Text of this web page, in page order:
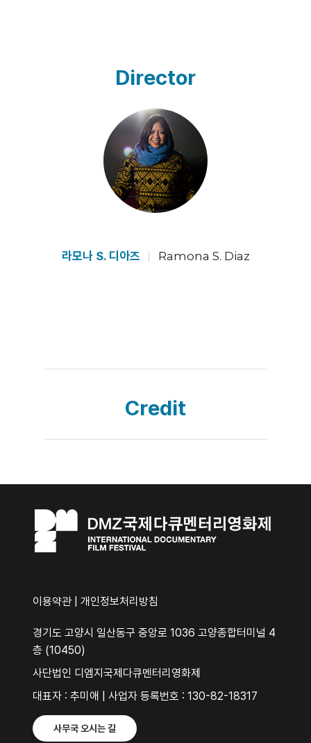
Director
라모나 S. 디아즈 Ramona S. Diaz
Credit
이용약관 개인정보처리방침
경기도 고양시 일산동구 중앙로 1036 고양종합터미널 4
층 (10450)
사단법인 디엠지국제다큐멘터리영화제
대표자 : 추미애 | 사업자 등록번호 : 130-82-18317
사무국 오시는 길